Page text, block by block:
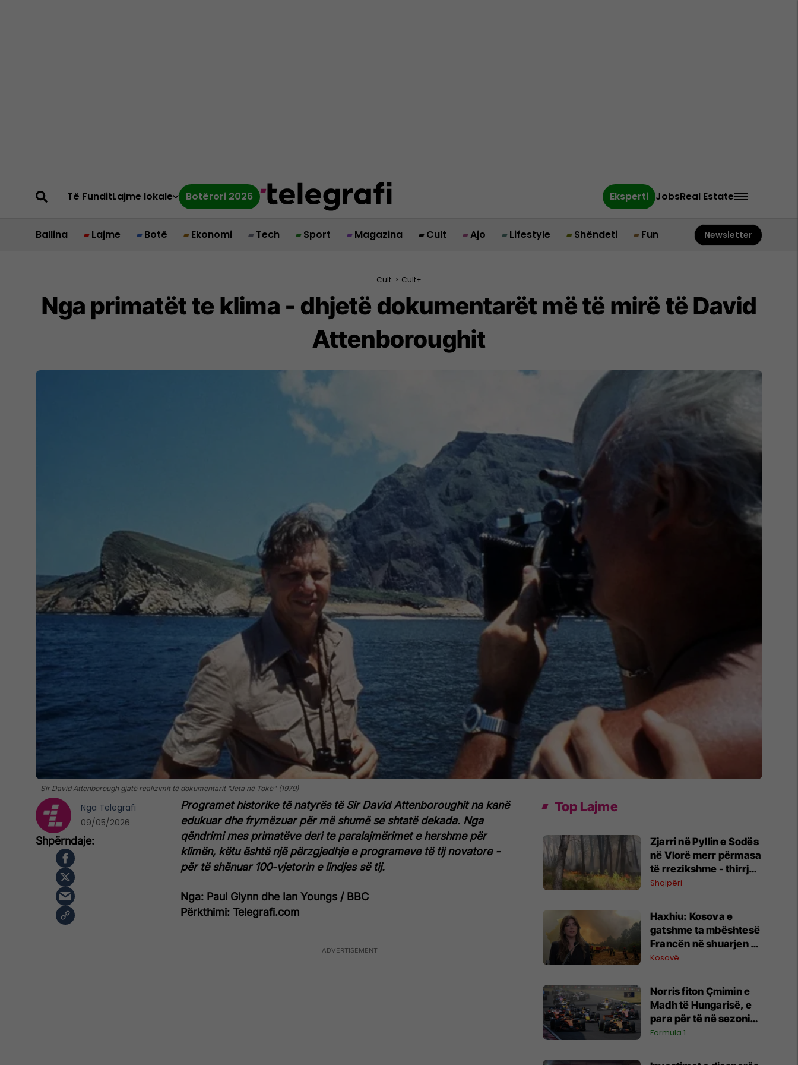
Të FunditLajme lokale Botërori 2026 Eksperti JobsReal Estate
Ballina Lajme Botë Ekonomi Tech Sport Magazina Cult Ajo Lifestyle Shëndeti Fun Newsletter
Cult > Cult+
Nga primatët te klima - dhjetë dokumentarët më të mirë të David
Attenboroughit
Sir David Attenborough gjatë realizimit të dokumentarit "Jeta në Tokë" (1979)
Programet historike të natyrës të Sir David Attenboroughit na kanë
edukuar dhe frymëzuar për më shumë se shtatë dekada. Nga
qëndrimi mes primatëve deri te paralajmërimet e hershme për
klimën, këtu është një përzgjedhje e programeve të tij novatore -
për të shënuar 100-vjetorin e lindjes së tij.
Nga: Paul Glynn dhe Ian Youngs / BBC
Përkthimi: Telegrafi.com
Nga Telegrafi
09/05/2026
Top Lajme
Zjarri në Pyllin e Sodës
në Vlorë merr përmasa
të rrezikshme - thirrje
qytetarëve të
Shqipëri
Haxhiu: Kosova e
gatshme ta mbështesë
Francën në shuarjen e
zjarreve
Kosovë
Norris fiton Çmimin e
Madh të Hungarisë, e
para për të në sezonin
e ri
Formula 1